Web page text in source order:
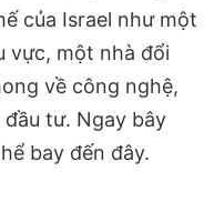
của Israel như một
vực, một nhà đổi
về công nghệ,
tư. Ngay bây
bay đến đây.